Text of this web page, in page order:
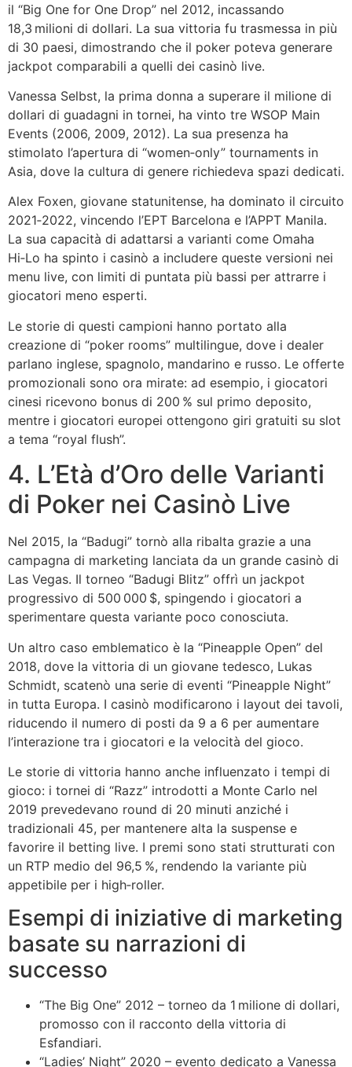
il “Big One for One Drop” nel 2012, incassando
18,3 milioni di dollari. La sua vittoria fu trasmessa in più
di 30 paesi, dimostrando che il poker poteva generare
jackpot comparabili a quelli dei casinò live.
Vanessa Selbst, la prima donna a superare il milione di
dollari di guadagni in tornei, ha vinto tre WSOP Main
Events (2006, 2009, 2012). La sua presenza ha
stimolato l’apertura di “women‑only” tournaments in
Asia, dove la cultura di genere richiedeva spazi dedicati.
Alex Foxen, giovane statunitense, ha dominato il circuito
2021‑2022, vincendo l’EPT Barcelona e l’APPT Manila.
La sua capacità di adattarsi a varianti come Omaha
Hi‑Lo ha spinto i casinò a includere queste versioni nei
menu live, con limiti di puntata più bassi per attrarre i
giocatori meno esperti.
Le storie di questi campioni hanno portato alla
creazione di “poker rooms” multilingue, dove i dealer
parlano inglese, spagnolo, mandarino e russo. Le offerte
promozionali sono ora mirate: ad esempio, i giocatori
cinesi ricevono bonus di 200 % sul primo deposito,
mentre i giocatori europei ottengono giri gratuiti su slot
a tema “royal flush”.
4. L’Età d’Oro delle Varianti
di Poker nei Casinò Live
Nel 2015, la “Badugi” tornò alla ribalta grazie a una
campagna di marketing lanciata da un grande casinò di
Las Vegas. Il torneo “Badugi Blitz” offrì un jackpot
progressivo di 500 000 $, spingendo i giocatori a
sperimentare questa variante poco conosciuta.
Un altro caso emblematico è la “Pineapple Open” del
2018, dove la vittoria di un giovane tedesco, Lukas
Schmidt, scatenò una serie di eventi “Pineapple Night”
in tutta Europa. I casinò modificarono i layout dei tavoli,
riducendo il numero di posti da 9 a 6 per aumentare
l’interazione tra i giocatori e la velocità del gioco.
Le storie di vittoria hanno anche influenzato i tempi di
gioco: i tornei di “Razz” introdotti a Monte Carlo nel
2019 prevedevano round di 20 minuti anziché i
tradizionali 45, per mantenere alta la suspense e
favorire il betting live. I premi sono stati strutturati con
un RTP medio del 96,5 %, rendendo la variante più
appetibile per i high‑roller.
Esempi di iniziative di marketing
basate su narrazioni di
successo
“The Big One” 2012 – torneo da 1 milione di dollari,
promosso con il racconto della vittoria di
Esfandiari.
“Ladies’ Night” 2020 – evento dedicato a Vanessa